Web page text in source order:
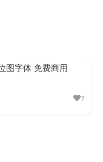
图字体 免费商用
7